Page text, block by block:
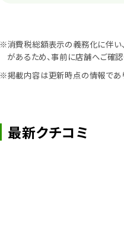
※消費税総額表示の義務化に伴い
があるため、事前に店舗へご確認
※掲載内容は更新時点の情報であ
最新クチコミ